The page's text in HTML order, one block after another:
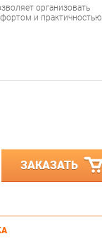
организовать
и практичностью
ЗАКАЗАТЬ